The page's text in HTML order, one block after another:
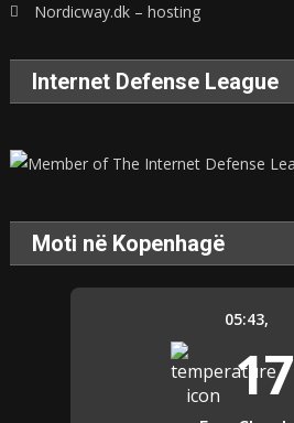
Nordicway.dk – hosting
Internet Defense League
Moti në Kopenhagë
05:43,
17